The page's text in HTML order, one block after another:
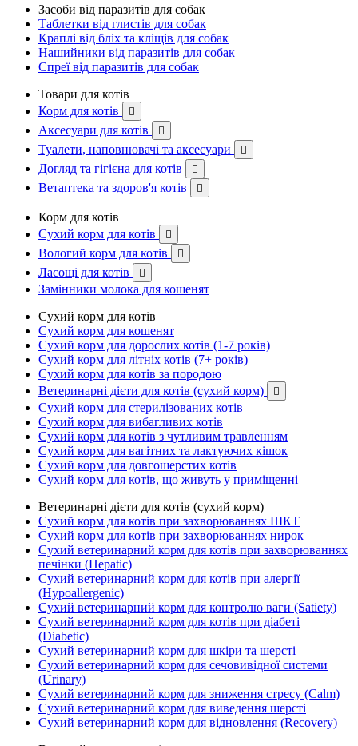
Засоби від паразитів для собак
Таблетки від глистів для собак
Краплі від бліх та кліщів для собак
Нашийники від паразитів для собак
Спреї від паразитів для собак
Товари для котів
Корм для котів

Аксесуари для котів 
Туалети, наповнювачі та аксесуари 
Догляд та гігієна для котів 
Ветаптека та здоров'я котів 
Корм для котів
Сухий корм для котів

Вологий корм для котів 
Ласощі для котів 
Замінники молока для кошенят
Сухий корм для котів
Сухий корм для кошенят
Сухий корм для дорослих котів (1-7 років)
Сухий корм для літніх котів (7+ років)
Сухий корм для котів за породою
Ветеринарні дієти для котів (сухий корм)

Сухий корм для стерилізованих котів
Сухий корм для вибагливих котів
Сухий корм для котів з чутливим травленням
Сухий корм для вагітних та лактуючих кішок
Сухий корм для довгошерстих котів
Сухий корм для котів, що живуть у приміщенні
Ветеринарні дієти для котів (сухий корм)
Сухий корм для котів при захворюваннях ШКТ
Сухий корм для котів при захворюваннях нирок
Сухий ветеринарний корм для котів при захворюваннях
печінки (Hepatic)
Сухий ветеринарний корм для котів при алергії
(Hypoallergenic)
Сухий ветеринарний корм для контролю ваги (Satiety)
Сухий ветеринарний корм для котів при діабеті
(Diabetic)
Сухий ветеринарний корм для шкіри та шерсті
Сухий ветеринарний корм для сечовивідної системи
(Urinary)
Сухий ветеринарний корм для зниження стресу (Calm)
Сухий ветеринарний корм для виведення шерсті
Сухий ветеринарний корм для відновлення (Recovery)